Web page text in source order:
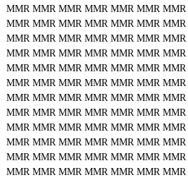
MMR MMR MMR MMR MMR MMR MMR
MMR MMR MMR MMR MMR MMR MMR
MMR MMR MMR MMR MMR MMR MMR
MMR MMR MMR MMR MMR MMR MMR
MMR MMR MMR MMR MMR MMR MMR
MMR MMR MMR MMR MMR MMR MMR
MMR MMR MMR MMR MMR MMR MMR
MMR MMR MMR MMR MMR MMR MMR
MMR MMR MMR MMR MMR MMR MMR
MMR MMR MMR MMR MMR MMR MMR
MMR MMR MMR MMR MMR MMR MMR
MMR MMR MMR MMR MMR MMR MMR